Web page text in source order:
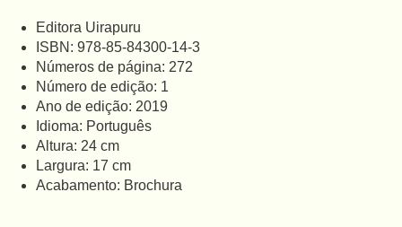
Editora Uirapuru
ISBN : 978-85-84300-14-3
Números de página: 272
Número de edição: 1
Ano de edição: 2019
Idioma: Português
Altura: 24 cm
Largura: 17 cm
Acabamento: Brochura